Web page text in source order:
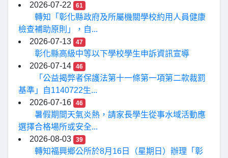
2026-07-22
61
轉知「彰化縣政府及所屬機關學校約用人員健康
檢查補助原則」，自...
2026-07-13
47
彰化縣高級中等以下學校學生申訴資訊宣導
2026-07-14
46
「公益揭弊者保護法第十一條第一項第二款裁罰
基準」自1140722生...
2026-07-16
46
暑假期間天氣炎熱，請家長學生從事水域活動應
選擇合格場所或安全...
2026-08-03
39
轉知福興鄉公所於8月16日（星期日）辦理「彰